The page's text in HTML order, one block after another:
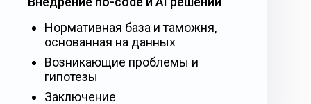
Нормативная база и таможня,
основанная на данных
Возникающие проблемы и
гипотезы
Заключение